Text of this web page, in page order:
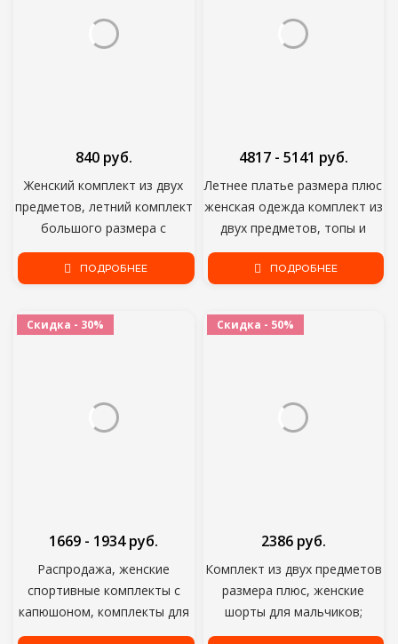
Женский комплект из двух
предметов, летний комплект
большого размера с
шортами и топом, размеры
3XL, 4XL, 2021
840 руб.
ПОДРОБНЕЕ
Летнее платье размера плюс
женская одежда комплект из
двух предметов, топы и
штаны леггинсы спортивный
костюм комплекты из 2
костюм; Спортивная одежда;
5XL
4817 - 5141 руб.
ПОДРОБНЕЕ
Скидка - 30%
Распродажа, женские
спортивные комплекты с
капюшоном, комплекты для
бега, весна-осень 2021,
1669 - 1934 руб.
Скидка - 50%
Комплект из двух предметов
размера плюс, женские
шорты для мальчиков;
Спортивные брюки
2386 руб.